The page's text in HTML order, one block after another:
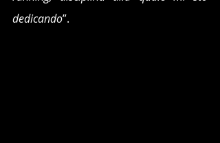
dedicando”.